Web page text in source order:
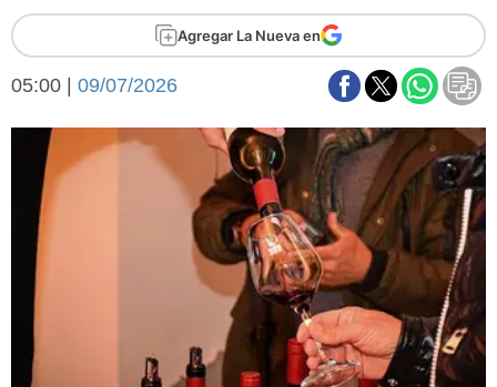
Fútbol
Cines
Economía y campo
Economía y finanzas
Con el campo
Espacio empresas
Sociedad y tiempo
libre
Sociedad
Tecnología
Turismo
Salud
Es viral
Agregar La Nueva en
05:00 | 09/07/2026